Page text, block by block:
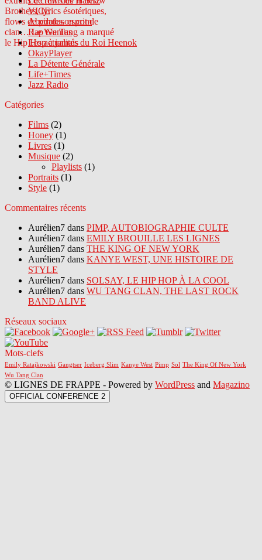
VICE
Abcdrduson.com
Rap Genius
Les actualités du Roi Heenok
OkayPlayer
La Détente Générale
Life+Times
Jazz Radio
Catégories
Films (2)
Honey (1)
Livres (1)
Musique (2)
Playlists (1)
Portraits (1)
Style (1)
Commentaires récents
Aurélien7 dans PIMP, AUTOBIOGRAPHIE CULTE
Aurélien7 dans EMILY BROUILLE LES LIGNES
Aurélien7 dans THE KING OF NEW YORK
Aurélien7 dans KANYE WEST, UNE HISTOIRE DE
STYLE
Aurélien7 dans SOLSAY, LE HIP HOP À LA COOL
Aurélien7 dans WU TANG CLAN, THE LAST ROCK
BAND ALIVE
Réseaux sociaux
Mots-clefs
Emily Ratajkowski Gangtser Iceberg Slim Kanye West Pimp Sol The King Of New York
Wu Tang Clan
© LIGNES DE FRAPPE - Powered by WordPress and Magazino
OFFICIAL CONFERENCE 2